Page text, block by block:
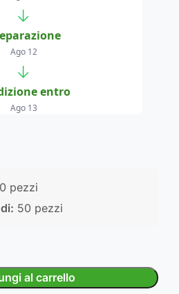
→
Ago 12
→
entro
Ago 13
pezzi
50 pezzi
al carrello